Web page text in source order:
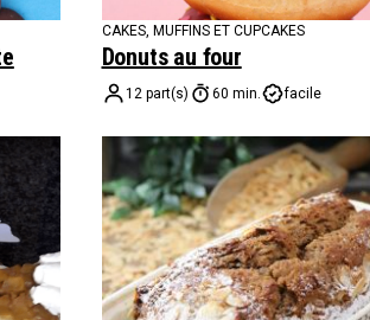
CAKES, MUFFINS ET CUPCAKES
Donuts au four
12 part(s) 60 min. facile